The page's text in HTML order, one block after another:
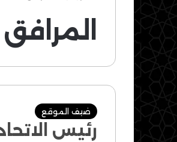
المرافق
ضيف الموقع
رئيس